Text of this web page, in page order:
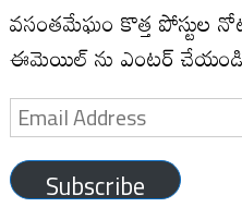
వసంతమేఘం కొత్త పోస్టుల
ఈమెయిల్ ను ఎంటర్ చేయండి
Email
Address
Subscribe